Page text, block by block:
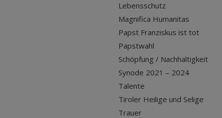
Lebensschutz
Magnifica Humanitas
Papst Franziskus ist tot
Papstwahl
Schöpfung / Nachhaltigkeit
Synode 2021 – 2024
Talente
Tiroler Heilige und Selige
Trauer